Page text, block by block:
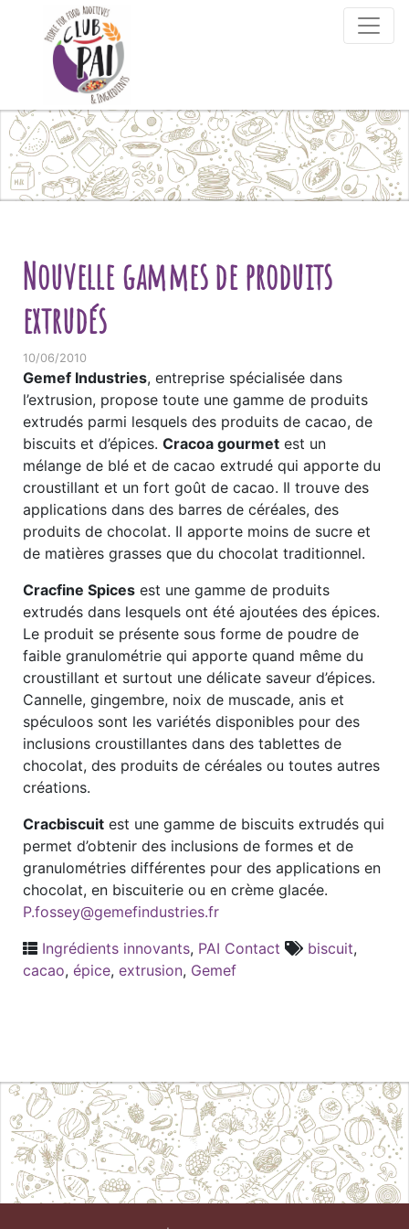
Skip to content
Nouvelle gammes de produits
extrudés
10/06/2010
Gemef Industries, entreprise spécialisée dans
l’extrusion, propose toute une gamme de produits
extrudés parmi lesquels des produits de cacao, de
biscuits et d’épices. Cracoa gourmet est un
mélange de blé et de cacao extrudé qui apporte du
croustillant et un fort goût de cacao. Il trouve des
applications dans des barres de céréales, des
produits de chocolat. Il apporte moins de sucre et
de matières grasses que du chocolat traditionnel.
Cracfine Spices est une gamme de produits
extrudés dans lesquels ont été ajoutées des épices.
Le produit se présente sous forme de poudre de
faible granulométrie qui apporte quand même du
croustillant et surtout une délicate saveur d’épices.
Cannelle, gingembre, noix de muscade, anis et
spéculoos sont les variétés disponibles pour des
inclusions croustillantes dans des tablettes de
chocolat, des produits de céréales ou toutes autres
créations.
Cracbiscuit est une gamme de biscuits extrudés qui
permet d’obtenir des inclusions de formes et de
granulométries différentes pour des applications en
chocolat, en biscuiterie ou en crème glacée.
P.fossey@gemefindustries.fr
Ingrédients innovants, PAI Contact biscuit,
cacao, épice, extrusion, Gemef